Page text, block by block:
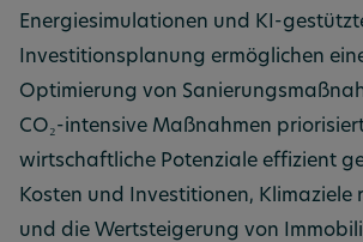
Energiesimulationen und KI-
Investitionsplanung ermöglichen
Optimierung von
CO₂-intensive Maßnahmen
wirtschaftliche Potenziale effizient
Kosten und Investitionen, Klimaziele
und die Wertsteigerung von